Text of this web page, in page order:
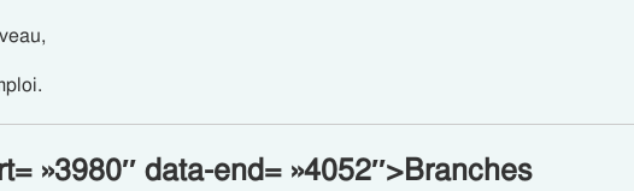
»3980″ data-end= »4052″>Branches